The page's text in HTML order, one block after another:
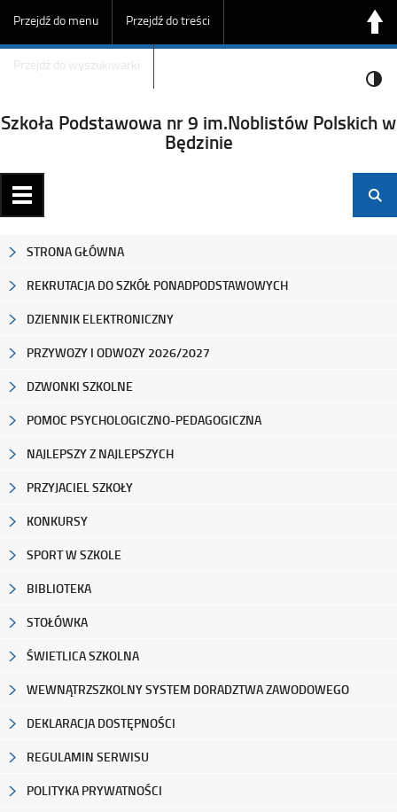
Przejdź do menu Przejdź do treści
Przejdź do wyszukiwarki
Szkoła Podstawowa nr 9 im.Noblistów Polskich w
Będzinie
STRONA GŁÓWNA
REKRUTACJA DO SZKÓŁ PONADPODSTAWOWYCH
DZIENNIK ELEKTRONICZNY
PRZYWOZY I ODWOZY 2026/2027
DZWONKI SZKOLNE
POMOC PSYCHOLOGICZNO-PEDAGOGICZNA
NAJLEPSZY Z NAJLEPSZYCH
PRZYJACIEL SZKOŁY
KONKURSY
SPORT W SZKOLE
BIBLIOTEKA
STOŁÓWKA
ŚWIETLICA SZKOLNA
WEWNĄTRZSZKOLNY SYSTEM DORADZTWA ZAWODOWEGO
DEKLARACJA DOSTĘPNOŚCI
REGULAMIN SERWISU
POLITYKA PRYWATNOŚCI